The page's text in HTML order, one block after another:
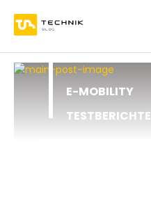
E-MOBILITY
TESTBERICHTE